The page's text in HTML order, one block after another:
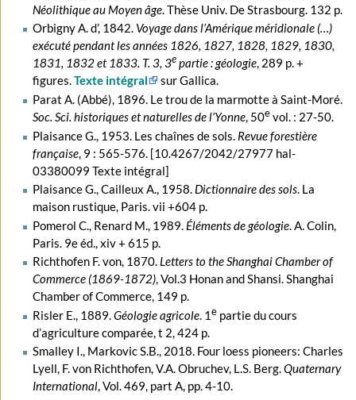
Néolithique au Moyen âge. Thèse Univ. De Strasbourg. 132 p.
Orbigny A. d’, 1842. Voyage dans l’Amérique méridionale (…)
exécuté pendant les années 1826, 1827, 1828, 1829, 1830,
1831, 1832 et 1833. T. 3, 3epartie : géologie, 289 p. +
figures.Texte intégral
sur Gallica.
Parat A. (Abbé), 1896. Le trou de la marmotte à Saint-Moré.
Soc. Sci. historiques et naturelles de l’Yonne, 50evol. : 27-50.
Plaisance G., 1953. Les chaînes de sols. Revue forestière
française, 9 : 565-576. [10.4267/2042/27977 hal-
03380099 Texte intégral]
Plaisance G., Cailleux A., 1958. Dictionnaire des sols. La
maison rustique, Paris. vii +604 p.
Pomerol C., Renard M., 1989. Éléments de géologie. A. Colin,
Paris. 9e éd., xiv + 615 p.
Richthofen F. von, 1870. Letters to the Shanghai Chamber of
Commerce (1869-1872), Vol.3 Honan and Shansi. Shanghai
Chamber of Commerce, 149 p.
Risler E., 1889.Géologie agricole. 1epartie du cours
d’agriculture comparée, t 2, 424 p.
Smalley I., Markovic S.B., 2018. Four loess pioneers: Charles
Lyell, F. von Richthofen, V.A. Obruchev, L.S. Berg.Quaternary
International, Vol. 469, part A, pp. 4-10.